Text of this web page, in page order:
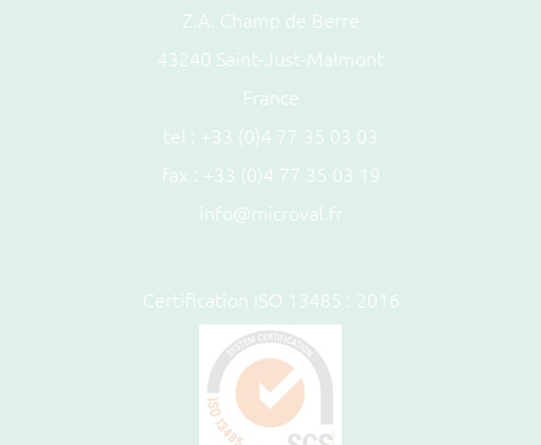
Z.A. Champ de Berre
43240 Saint-Just-Malmont
France
tel : +33 (0)4 77 35 03 03
fax : +33 (0)4 77 35 03 19
info@microval.fr
Certification ISO 13485 : 2016